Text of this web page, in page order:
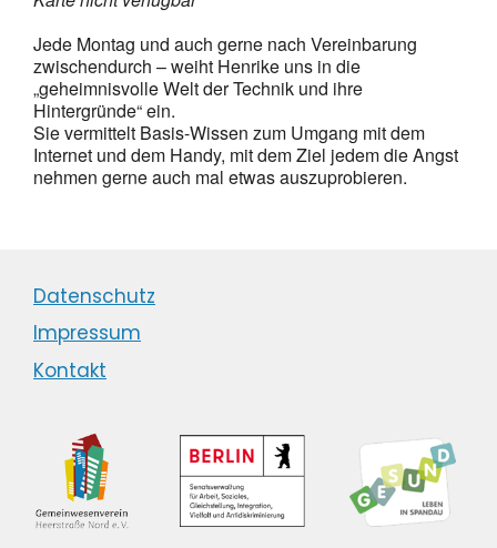
Jede Montag und auch gerne nach Vereinbarung
zwischendurch – weiht Henrike uns in die
„geheimnisvolle Welt der Technik und ihre
Hintergründe“ ein.
Sie vermittelt Basis-Wissen zum Umgang mit dem
Internet und dem Handy, mit dem Ziel jedem die Angst
nehmen gerne auch mal etwas auszuprobieren.
Datenschutz
Impressum
Kontakt